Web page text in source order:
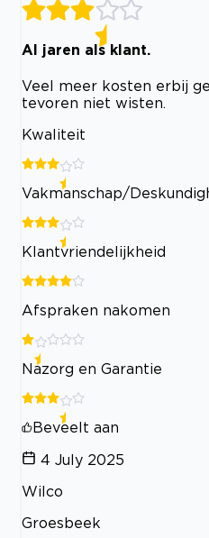
Al jaren als klant.
Veel meer kosten erbij
tevoren niet wisten.
Kwaliteit
Vakmanschap/
Klantvriendelijkheid
Afspraken nakomen
Nazorg en Garantie
Beveelt aan
4 July 2025
Wilco
Groesbeek